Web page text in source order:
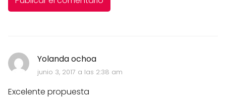
Yolanda ochoa
junio 3, 2017 a las 2:38 am
Excelente propuesta